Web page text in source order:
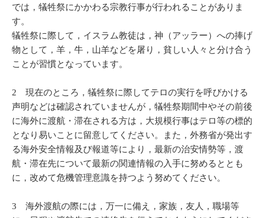
では，犠牲祭にかかわる宗教行事が行われることがありま
す。
犠牲祭に際して，イスラム教徒は，神（アッラー）への捧げ
物として，羊，牛，山羊などを屠り，貧しい人々と分け合う
ことが習慣となっています。
2 現在のところ，犠牲祭に際してテロの実行を呼びかける
声明などは確認されていませんが，犠牲祭期間中やその前後
に海外に渡航・滞在される方は，大規模行事はテロ等の標的
となり易いことに留意してください。また，外務省が発出す
る海外安全情報及び報道等により，最新の治安情勢等，渡
航・滞在先について最新の関連情報の入手に努めるととも
に，改めて危機管理意識を持つよう努めてください。
3 海外渡航の際には，万一に備え，家族，友人，職場等